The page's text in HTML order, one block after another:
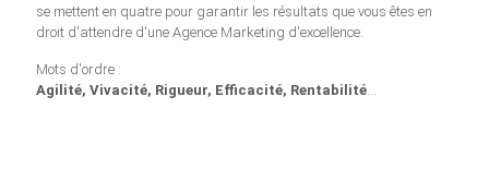
se mettent en quatre pour garantir les résultats que vous êtes en
droit d'attendre d'une Agence Marketing d'excellence.
Mots d'ordre :
Agilité, Vivacité, Rigueur, Efficacité, Rentabilité